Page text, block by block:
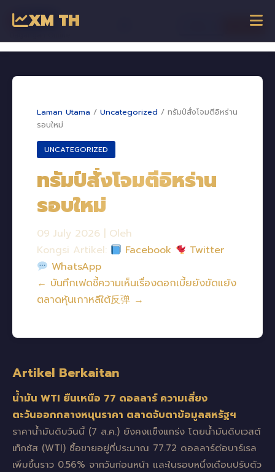
XM TH เริ่มเทรด
Laman Utama / Uncategorized / ทรัมป์สั่งโจมตีอิหร่าน
รอบใหม่
UNCATEGORIZED
ทรัมป์สั่งโจมตีอิหร่าน
รอบใหม่
09 July 2026
Oleh
Kongsi Artikel:
Facebook
Twitter
WhatsApp
← บันทึกเฟดชี้ความเห็นเรื่องดอกเบี้ยยังขัดแย้ง
ตลาดหุ้นเกาหลีใต้反弹 →
Artikel Berkaitan
น้ำมัน WTI ยืนเหนือ 77 ดอลลาร์ ความเสี่ยง
ตะวันออกกลางหนุนราคา ตลาดจับตาข้อมูลสหรัฐฯ
ราคาน้ำมันดิบวันนี้ (7 ส.ค.) ยังคงแข็งแกร่ง โดยน้ำมันดิบเวสต์
เท็กซัส (WTI) ซื้อขายอยู่ที่ประมาณ 77.72 ดอลลาร์ต่อบาร์เรล
เพิ่มขึ้นราว 0.56% จากวันก่อนหน้า และในรอบหนึ่งเดือนปรับตัว